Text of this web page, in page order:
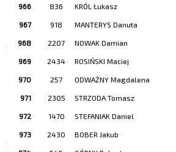
966 836 KRÓL Łukasz
967 918 MANTERYS Danuta
968 2207 NOWAK Damian
969 2434 ROSIŃSKI Maciej
970 257 ODWAŻNY Magdalena
971 2305 STRZODA Tomasz
972 1470 STEFANIAK Daniel
973 2430 BOBER Jakub